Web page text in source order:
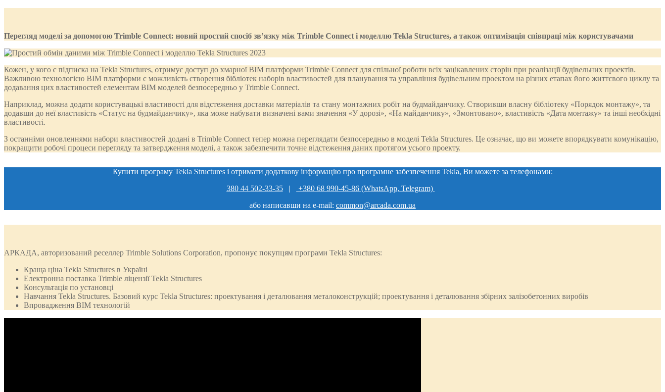
Перегляд моделі за допомогою Trimble Connect: новий простий спосіб зв’язку між Trimble Connect і моделлю Tekla Structures, а також оптимізація співпраці між користувачами
Кожен, у кого є підписка на Tekla Structures, отримує доступ до хмарної BIM платформи Trimble Connect для спільної роботи всіх зацікавлених сторін при реалізації будівельних проектів.
Важливою технологією BIM платформи є можливість створення бібліотек наборів властивостей для планування та управління будівельним проектом на різних етапах його життєвого циклу та
додавання цих властивостей елементам BIM моделей безпосередньо у Trimble Connect.
Наприклад, можна додати користувацькі властивості для відстеження доставки матеріалів та стану монтажних робіт на будмайданчику. Створивши власну бібліотеку «Порядок монтажу», та
додавши до неї властивість «Статус на будмайданчику», яка може набувати визначені вами значення «У дорозі», «На майданчику», «Змонтовано», властивість «Дата монтажу» та інші необхідні
властивості.
З останніми оновленнями набори властивостей додані в Trimble Connect тепер можна переглядати безпосередньо в моделі Tekla Structures. Це означає, що ви можете впорядкувати комунікацію,
покращити робочі процеси перегляду та затвердження моделі, а також забезпечити точне відстеження даних протягом усього проекту.
Купити програму Tekla Structures і отримати додаткову інформацію про програмне забезпечення Tekla, Ви можете за телефонами:
380 44 502-33-35|
+380 68 990-45-86 (WhatsApp, Telegram)
або написавши на e-mail: common@arcada.com.ua
АРКАДА, авторизований реселлер Trimble Solutions Corporation, пропонує покупцям програми Tekla Structures:
Краща ціна Tekla Structures в Україні
Електронна поставка Trimble ліцензії Tekla Structures
Консультація по установці
Навчання Tekla Structures. Базовий курс Tekla Structures: проектування і деталювання металоконструкцій; проектування і деталювання збірних залізобетонних виробів
Впровадження BIM технологій